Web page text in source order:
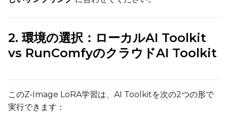
You have no
come back here.
Upload a dataset
Dataset1
2. 環境の選択：ローカルAI Toolkit
vs RunComfyのクラウドAI Toolkit
このZ‑Image LoRA学習は、AI Toolkitを次の2つの形で
実行できます：